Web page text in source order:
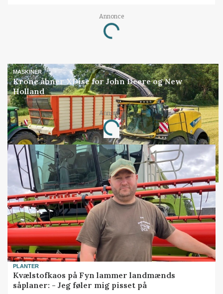
Annonce
Loading...
MASKINER
Krone åbner XDisc for John Deere og New
Holland
Annonce
Loading...
PLANTER
Kvælstofkaos på Fyn lammer landmænds
såplaner: - Jeg føler mig pisset på